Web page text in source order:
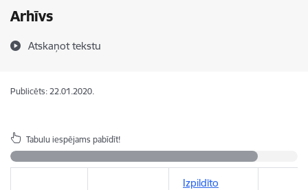
Arhīvs
Atskaņot tekstu
Publicēts: 22.01.2020.
Tabulu iespējams pabīdīt!
Izpildīto